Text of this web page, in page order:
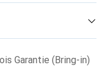
Garantie (Bring-in)